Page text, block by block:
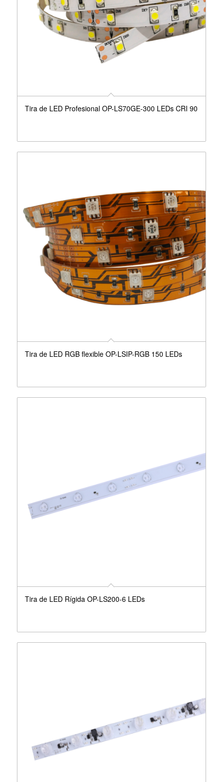
Tira de LED Profesional OP-LS70GE-300 LEDs CRI 90
Tira de LED RGB flexible OP-LSIP-RGB 150 LEDs
Tira de LED Rígida OP-LS200-6 LEDs